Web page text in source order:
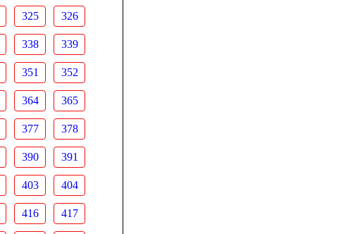
325 326
338 339
351 352
364 365
377 378
390 391
403 404
416 417